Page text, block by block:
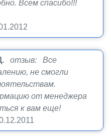
Всем спасибо!!!
отзыв: Все
не смогли
от менеджера
к вам еще!